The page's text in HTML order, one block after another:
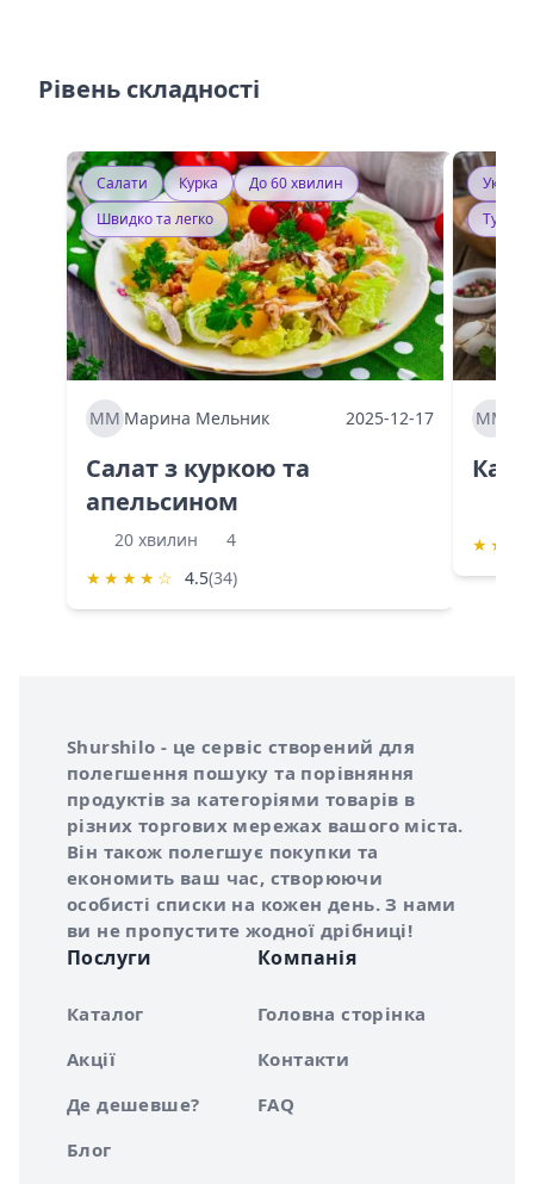
Рівень складності
Салати Курка
До 60 хвилин
Швидко та легко
ММ Марина Мельник 2025-12-17
Салат з куркою та
апельсином
20 хвилин
4
★ ★ ★ ★ ☆ 4.5(34)
ММ
★ ★
Про сервіс Shurshilo
Shurshilo - це сервіс створений для
полегшення пошуку та порівняння
продуктів за категоріями товарів в
різних торгових мережах вашого міста.
Він також полегшує покупки та
економить ваш час, створюючи
особисті списки на кожен день. З нами
ви не пропустите жодної дрібниці!
Послуги
Каталог
Акції
Де дешевше?
Блог
Компанія
Головна сторінка
Контакти
FAQ